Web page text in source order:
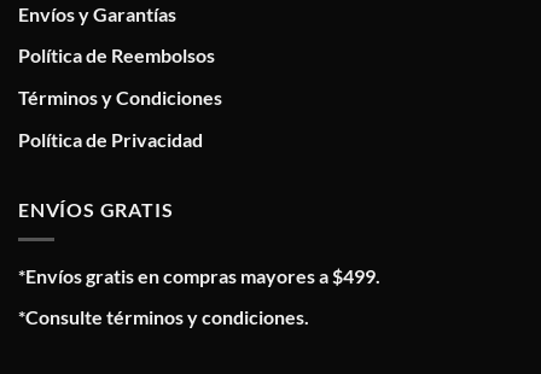
Envíos y Garantías
Política de Reembolsos
Términos y Condiciones
Política de Privacidad
ENVÍOS GRATIS
*Envíos gratis en compras mayores a $499.
*Consulte términos y condiciones.